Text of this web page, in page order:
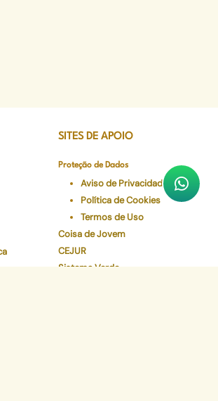
SITES DE APOIO
Proteção de Dados
Aviso de Privacidade
Política de Cookies
Termos de Uso
Coisa de Jovem
CEJUR
Sistema Verde